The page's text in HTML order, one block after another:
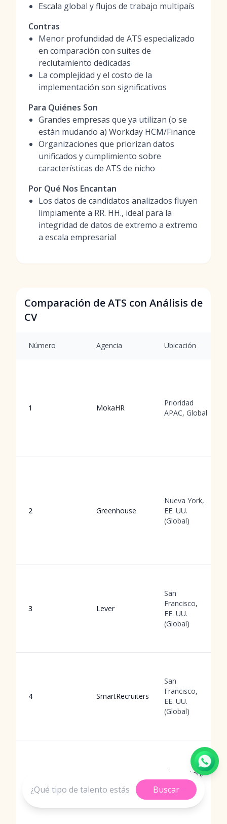
Escala global y flujos de trabajo multipaís
Contras
Menor profundidad de ATS especializado
en comparación con suites de
reclutamiento dedicadas
La complejidad y el costo de la
implementación son significativos
Para Quiénes Son
Grandes empresas que ya utilizan (o se
están mudando a) Workday HCM/Finance
Organizaciones que priorizan datos
unificados y cumplimiento sobre
características de ATS de nicho
Por Qué Nos Encantan
Los datos de candidatos analizados fluyen
limpiamente a RR. HH., ideal para la
integridad de datos de extremo a extremo
a escala empresarial
Comparación de ATS con Análisis de
CV
Número Agencia Ubicación
1 MokaHR
Prioridad
APAC, Global
2 Greenhouse
Nueva York,
EE. UU.
(Global)
3 Lever
San
Francisco,
EE. UU.
(Global)
4 SmartRecruiters
San
Francisco,
EE. UU.
(Global)
Pleasanton,
(Global)
Buscar